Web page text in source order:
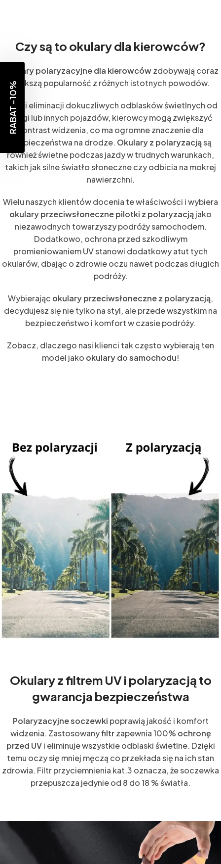
Czy są to okulary dla kierowców?
Okulary polaryzacyjne dla kierowcówzdobywają coraz
większą popularność z różnych istotnych powodów.
Dzięki eliminacji dokuczliwych odblasków świetlnych od
drogi lub innych pojazdów, kierowcy mogą zwiększyć
kontrast widzenia, co ma ogromne znaczenie dla
bezpieczeństwa na drodze. Okulary z polaryzacjąsą
również świetne podczas jazdy w trudnych warunkach,
takich jak silne światło słoneczne czy odbicia na mokrej
nawierzchni.
Wielu naszych klientów docenia te właściwości i wybiera
okulary przeciwsłoneczne pilotki z polaryzacjąjako
niezawodnych towarzyszy podróży samochodem.
Dodatkowo, ochrona przed szkodliwym
promieniowaniem UV stanowi dodatkowy atut tych
okularów, dbając o zdrowie oczu nawet podczas długich
podróży.
Wybierając okulary przeciwsłoneczne z polaryzacją,
decydujesz się nie tylko na styl, ale przede wszystkim na
bezpieczeństwo i komfort w czasie podróży.
Zobacz, dlaczego nasi klienci tak często wybierają ten
model jako okulary do samochodu!
Okulary z filtrem UV i polaryzacją to
gwarancja bezpieczeństwa
Polaryzacyjne soczewki poprawią jakość i komfort
widzenia. Zastosowanyfiltrzapewnia 100% ochronę
przed UVi eliminuje wszystkie odblaski świetlne. Dzięki
temu oczy się mniej męczą co przekłada się na ich stan
zdrowia. Filtr przyciemnienia kat.3 oznacza, że soczewka
przepuszcza jedynie od 8 do 18 % światła.
RABAT -10%